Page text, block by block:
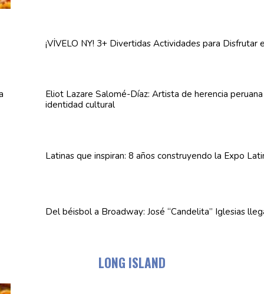
¡VÍVELO NY! 3+ Divertidas Actividadespara Disfrutar
Eliot Lazare Salomé-Díaz: Artista de herencia
identidad cultural
Latinas que inspiran: 8 años construyendo la Expo
Del béisbol a Broadway: José “Candelita” Iglesias
LONG ISLAND